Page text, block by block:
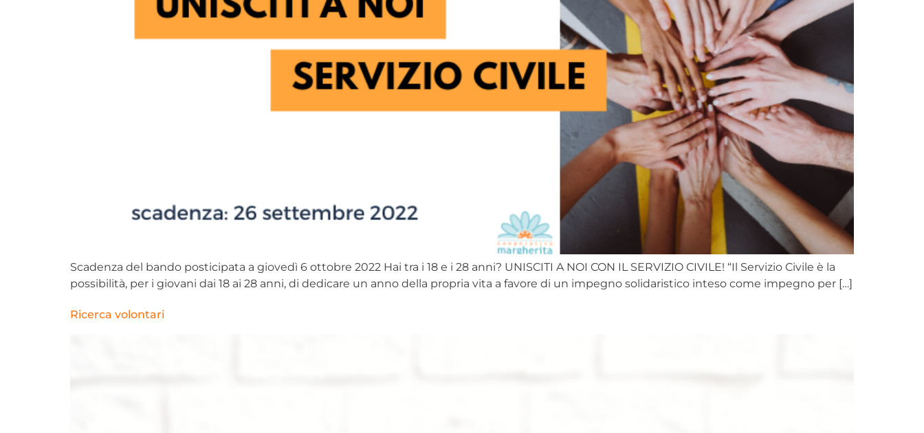
Scadenza del bando posticipata a giovedì 6 ottobre 2022 Hai tra i 18 e i 28 anni? UNISCITI A NOI CON IL SERVIZIO CIVILE! “Il Servizio Civile è la
possibilità, per i giovani dai 18 ai 28 anni, di dedicare un anno della propria vita a favore di un impegno solidaristico inteso come impegno per […]
Ricerca volontari